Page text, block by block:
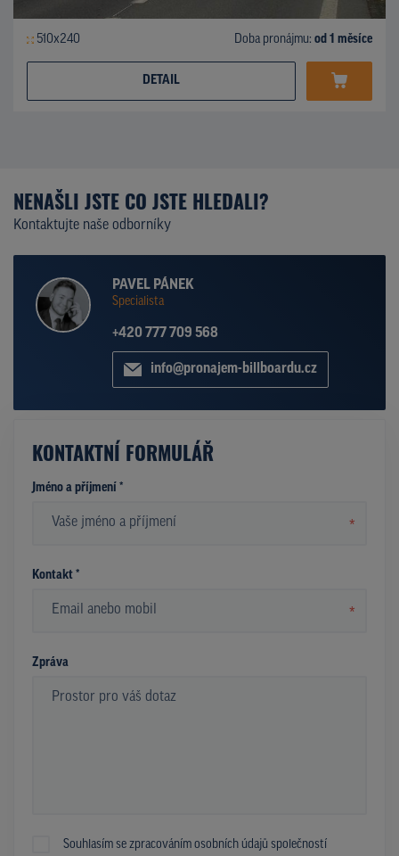
510x240 Doba pronájmu: od 1 měsíce
DETAIL
NENAŠLI JSTE CO JSTE HLEDALI?
Kontaktujte naše odborníky
PAVEL PÁNEK
Specialista
+420 777 709 568
info@pronajem-billboardu.cz
KONTAKTNÍ FORMULÁŘ
Jméno a příjmení *
*
Kontakt *
*
Zpráva
Souhlasím se zpracováním osobních údajů společností